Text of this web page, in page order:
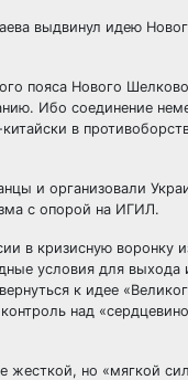
выдвинул идею
пояса Нового
Ибо соединение
в
и организовали
с опорой на ИГИЛ.
в кризисную воронку
условия для выхода
к идее
над
жесткой, но «мягкой